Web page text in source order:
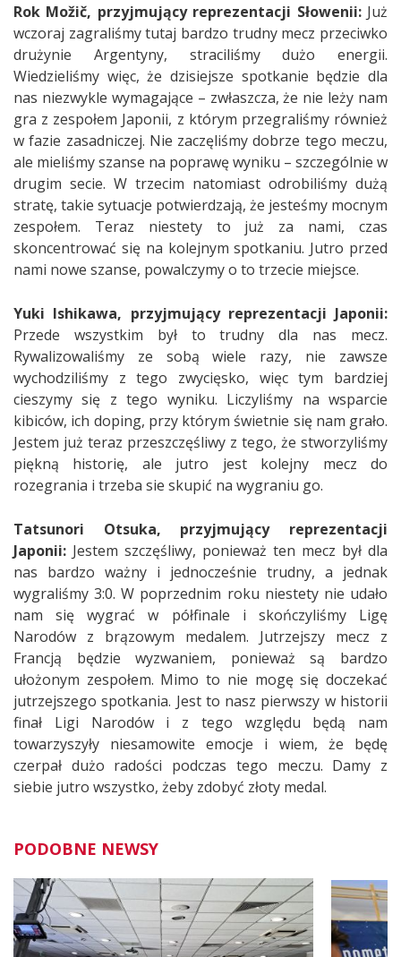
Rok Možič, przyjmujący reprezentacji Słowenii:Już
wczoraj zagraliśmy tutaj bardzo trudny mecz przeciwko
drużynie Argentyny, straciliśmy dużo energii.
Wiedzieliśmy więc, że dzisiejsze spotkanie będzie dla
nas niezwykle wymagające – zwłaszcza, że nie leży nam
gra z zespołem Japonii, z którym przegraliśmy również
w fazie zasadniczej. Nie zaczęliśmy dobrze tego meczu,
ale mieliśmy szanse na poprawę wyniku – szczególnie w
drugim secie. W trzecim natomiast odrobiliśmy dużą
stratę, takie sytuacje potwierdzają, że jesteśmy mocnym
zespołem. Teraz niestety to już za nami, czas
skoncentrować się na kolejnym spotkaniu. Jutro przed
nami nowe szanse, powalczymy o to trzecie miejsce.
Yuki Ishikawa, przyjmujący reprezentacji Japonii:
Przede wszystkim był to trudny dla nas mecz.
Rywalizowaliśmy ze sobą wiele razy, nie zawsze
wychodziliśmy z tego zwycięsko, więc tym bardziej
cieszymy się z tego wyniku. Liczyliśmy na wsparcie
kibiców, ich doping, przy którym świetnie się nam grało.
Jestem już teraz przeszczęśliwy z tego, że stworzyliśmy
piękną historię, ale jutro jest kolejny mecz do
rozegrania i trzeba sie skupić na wygraniu go.
Tatsunori Otsuka, przyjmujący reprezentacji
Japonii: Jestem szczęśliwy, ponieważ ten mecz był dla
nas bardzo ważny i jednocześnie trudny, a jednak
wygraliśmy 3:0. W poprzednim roku niestety nie udało
nam się wygrać w półfinale i skończyliśmy Ligę
Narodów z brązowym medalem. Jutrzejszy mecz z
Francją będzie wyzwaniem, ponieważ są bardzo
ułożonym zespołem. Mimo to nie mogę się doczekać
jutrzejszego spotkania. Jest to nasz pierwszy w historii
finał Ligi Narodów i z tego względu będą nam
towarzyszyły niesamowite emocje i wiem, że będę
czerpał dużo radości podczas tego meczu. Damy z
siebie jutro wszystko, żeby zdobyć złoty medal.
PODOBNE NEWSY